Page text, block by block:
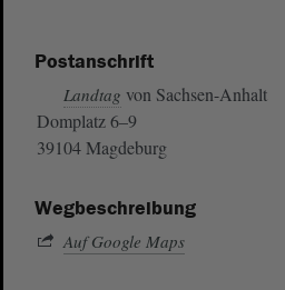
Postanschrift
Landtag von Sachsen-Anhalt
Domplatz 6–9
39104 Magdeburg
Wegbeschreibung
Auf Google Maps